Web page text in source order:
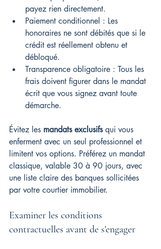
payez rien directement.
Paiement conditionnel : Les
honoraires ne sont débités que si le
crédit est réellement obtenu et
débloqué.
Transparence obligatoire : Tous les
frais doivent figurer dans le mandat
écrit que vous signez avant toute
démarche.
Évitez les mandats exclusifs qui vous
enferment avec un seul professionnel et
limitent vos options. Préférez un mandat
classique, valable 30 à 90 jours, avec
une liste claire des banques sollicitées
par votre courtier immobilier.
Examiner les conditions
contractuelles avant de s'engager